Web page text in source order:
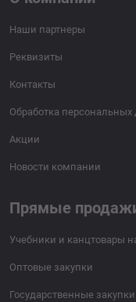
Наши партнеры
Реквизиты
Контакты
Обработка
Акции
Новости компании
Прямые
Учебники и канцтовары
Оптовые закупки
Государственные закупки